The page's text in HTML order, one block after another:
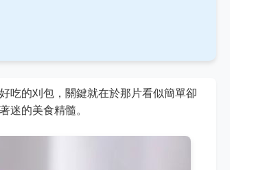
吃的刈包，關鍵就在於那片看似簡單卻
迷的美食精髓。